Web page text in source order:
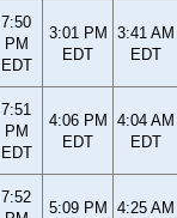
7:50
PM
EDT
3:01 PM
EDT
3:41 AM
EDT
7:51
PM
EDT
4:06 PM
EDT
4:04 AM
EDT
7:52
5:09 PM 4:25 AM